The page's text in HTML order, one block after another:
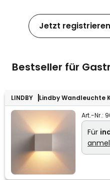
Jetzt
Bestseller für
LINDBY Lindby Wandleuchte
Art.-Nr.:
Für